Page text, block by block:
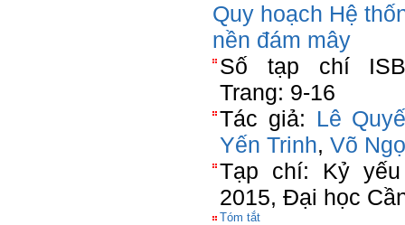
Quy hoạch Hệ
nền đám mây
Số tạp chí
Trang: 9-16
Tác giả: Lê
Yến Trinh, Võ
Tạp chí: Kỷ
2015, Đại học
Tóm tắt